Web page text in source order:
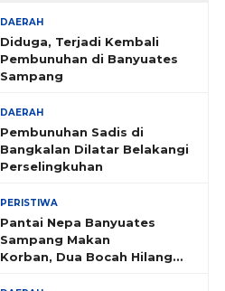
DAERAH
Diduga, Terjadi Kembali
Pembunuhan di Banyuates
Sampang
DAERAH
Pembunuhan Sadis di
Bangkalan Dilatar Belakangi
Perselingkuhan
PERISTIWA
Pantai Nepa Banyuates
Sampang Makan
Korban, Dua Bocah Hilang